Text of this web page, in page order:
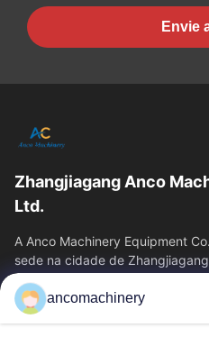
Envie
Zhangjiagang Anco
Ltd.
A Anco Machinery Equipment
sede na cidade de
de Jiangsu.
Links Rápidos
ancomachinery